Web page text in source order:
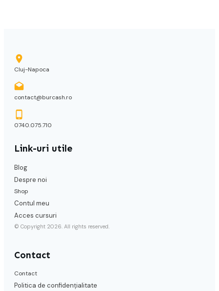
Cluj-Napoca
contact@burcash.ro
0740.075.710
Link-uri utile
Blog
Despre noi
Shop
Contul meu
Acces cursuri
© Copyright 2026. All rights reserved.
Contact
Contact
Politica de confidențialitate